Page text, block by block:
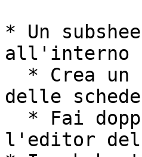
* Un
all'interno
delle
l'editor del